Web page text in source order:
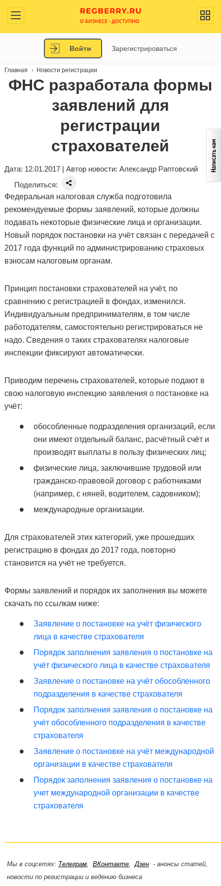
Войти Зарегистрироваться
Главная Новости регистрации
ФНС разработала формы
заявлений для
регистрации
страхователей
Дата: 12.01.2017 | Автор новости: Александр Раптовский
Поделиться:
Федеральная налоговая служба подготовила
рекомендуемые формы заявлений, которые должны
подавать некоторые физические лица и организации.
Новый порядок постановки на учёт связан с передачей с
2017 года функций по администрированию страховых
взносам налоговым органам.
Принцип постановки страхователей на учёт, по
сравнению с регистрацией в фондах, изменился.
Индивидуальным предпринимателям, в том числе
работодателям, самостоятельно регистрироваться не
надо. Сведения о таких страхователях налоговые
инспекции фиксируют автоматически.
Приводим перечень страхователей, которые подают в
свою налоговую инспекцию заявления о постановке на
учёт:
обособленные подразделения организаций, если
они имеют отдельный баланс, расчётный счёт и
производят выплаты в пользу физических лиц;
физические лица, заключившие трудовой или
гражданско-правовой договор с работниками
(например, с няней, водителем, садовником);
международные организации.
Для страхователей этих категорий, уже прошедших
регистрацию в фондах до 2017 года, повторно
становится на учёт не требуется.
Формы заявлений и порядок их заполнения вы можете
скачать по ссылкам ниже:
Заявление о постановке на учёт физического
лица в качестве страхователя
Порядок заполнения заявления о постановке на
учёт физического лица в качестве страхователя
Заявление о постановке на учёт обособленного
подразделения в качестве страхователя
Порядок заполнения заявления о постановке на
учёт обособленного подразделения в качестве
страхователя
Заявление о постановке на учёт международной
организации в качестве страхователя
Порядок заполнения заявления о постановке на
учет международной организации в качестве
страхователя
Мы в соцсетях: Телеграм, ВКонтакте,Дзен- анонсы статей,
новости по регистрации и ведению бизнеса